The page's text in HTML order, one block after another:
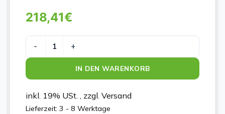
218,41€
URGOCLEAN AG 6X6 CM Menge
IN DEN WARENKORB
inkl. 19% USt. , zzgl. Versand
Lieferzeit: 3 - 8 Werktage